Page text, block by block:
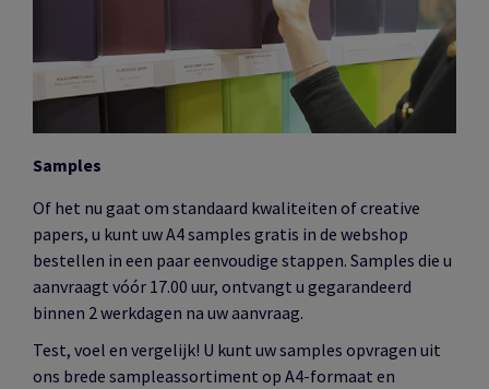
Samples
Of het nu gaat om standaard kwaliteiten of creative
papers, u kunt uw A4 samples gratis in de webshop
bestellen in een paar eenvoudige stappen. Samples die u
aanvraagt vóór 17.00 uur, ontvangt u gegarandeerd
binnen 2 werkdagen na uw aanvraag.
Test, voel en vergelijk! U kunt uw samples opvragen uit
ons brede sampleassortiment op A4-formaat en